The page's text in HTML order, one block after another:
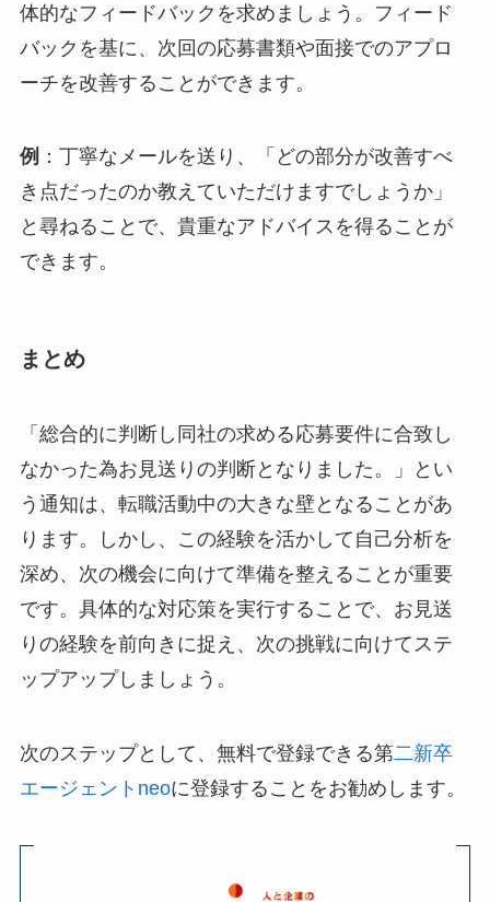
体的なフィードバックを求めましょう。フィード
バックを基に、次回の応募書類や面接でのアプロ
ーチを改善することができます。
例 ：丁寧なメールを送り、「どの部分が改善すべ
き点だったのか教えていただけますでしょうか」
と尋ねることで、貴重なアドバイスを得ることが
できます。
まとめ
「総合的に判断し同社の求める応募要件に合致し
なかった為お見送りの判断となりました。」とい
う通知は、転職活動中の大きな壁となることがあ
ります。しかし、この経験を活かして自己分析を
深め、次の機会に向けて準備を整えることが重要
です。具体的な対応策を実行することで、お見送
りの経験を前向きに捉え、次の挑戦に向けてステ
ップアップしましょう。
次のステップとして、無料で登録できる第二新卒
エージェントneoに登録することをお勧めします。